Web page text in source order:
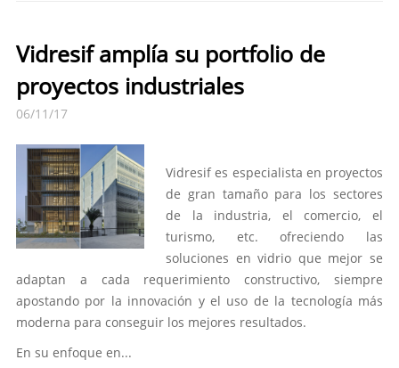
Vidresif amplía su portfolio de
proyectos industriales
06/11/17
Vidresif es especialista en proyectos
de gran tamaño para los sectores
de la industria, el comercio, el
turismo, etc. ofreciendo las
soluciones en vidrio que mejor se
adaptan a cada requerimiento constructivo, siempre
apostando por la innovación y el uso de la tecnología más
moderna para conseguir los mejores resultados.
En su enfoque en...